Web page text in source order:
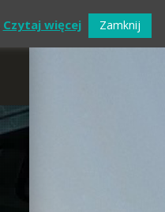
Czytaj więcej Zamknij